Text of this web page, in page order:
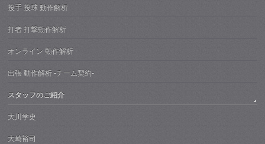
投手 投球 動作解析
打者 打撃動作解析
オンライン 動作解析
出張 動作解析 -チーム契約-
スタッフのご紹介
大川学史
大崎裕司